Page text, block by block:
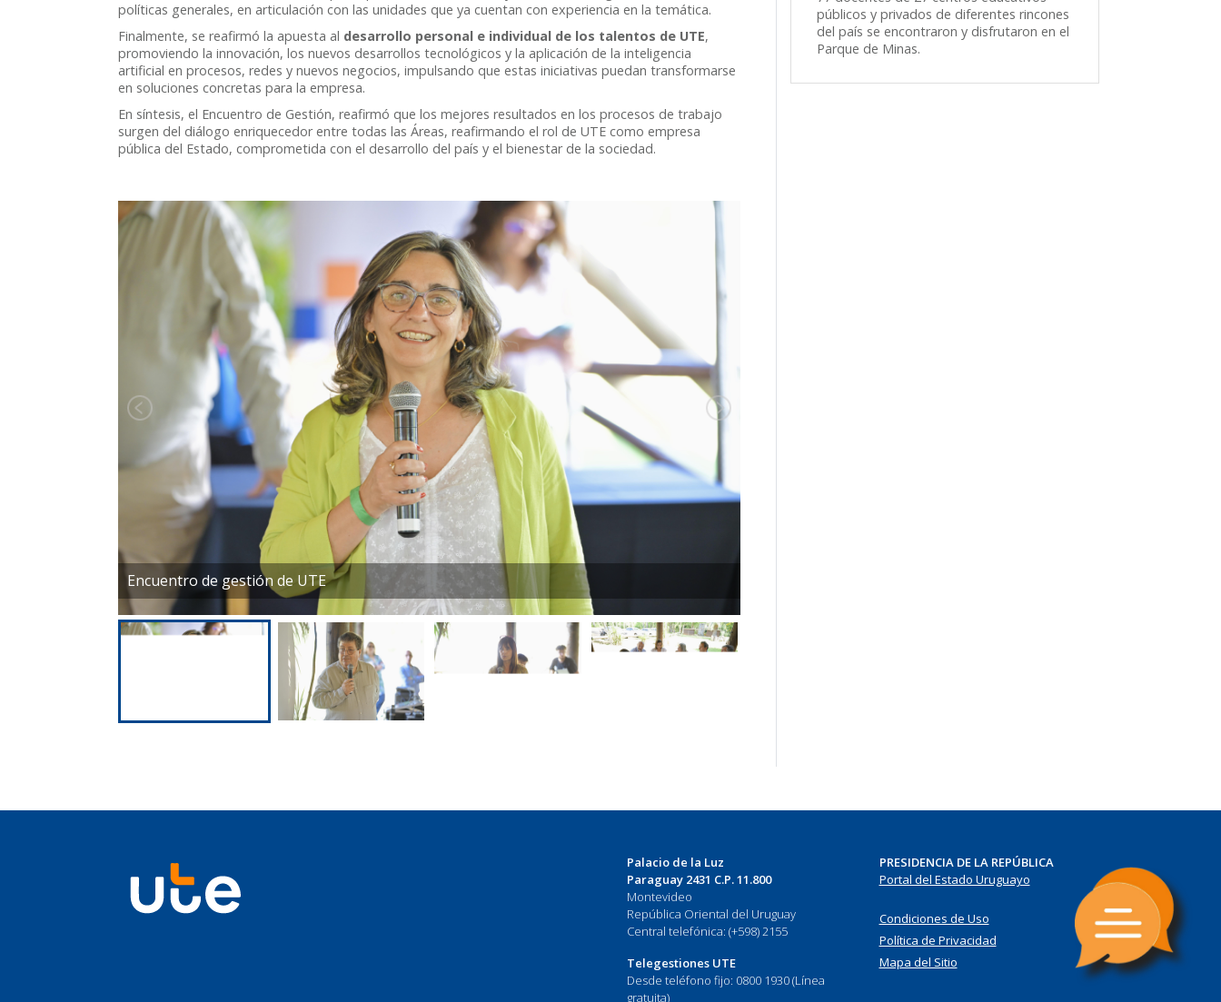
políticas generales, en articulación con las unidades que ya cuentan con experiencia en la temática.
Finalmente, se reafirmó la apuesta al desarrollo personal e individual de los talentos de UTE,
promoviendo la innovación, los nuevos desarrollos tecnológicos y la aplicación de la inteligencia
artificial en procesos, redes y nuevos negocios, impulsando que estas iniciativas puedan transformarse
en soluciones concretas para la empresa.
En síntesis, el Encuentro de Gestión, reafirmó que los mejores resultados en los procesos de trabajo
surgen del diálogo enriquecedor entre todas las Áreas, reafirmando el rol de UTE como empresa
pública del Estado, comprometida con el desarrollo del país y el bienestar de la sociedad.
Encuentro de gestión de UTE
públicos y privados de diferentes rincones
del país se encontraron y disfrutaron en el
Parque de Minas.
Palacio de la Luz
Paraguay 2431 C.P. 11.800
Montevideo
República Oriental del Uruguay
Central telefónica: (+598) 2155
Telegestiones UTE
Desde teléfono fijo: 0800 1930 (Línea
gratuita)
PRESIDENCIA DE LA REPÚBLICA
Portal del Estado Uruguayo
Condiciones de Uso
Política de Privacidad
Mapa del Sitio